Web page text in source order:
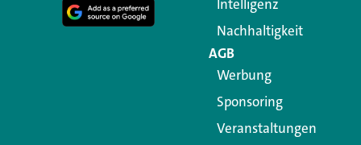
Intelligenz
Nachhaltigkeit
AGB
Werbung
Sponsoring
Veranstaltungen